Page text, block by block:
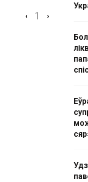
‹ 1 ›